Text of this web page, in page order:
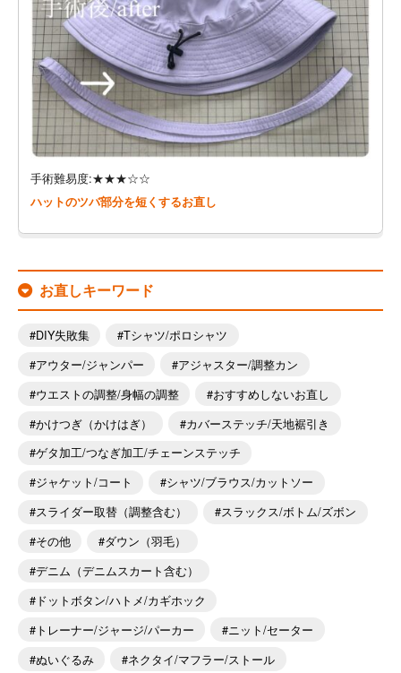
手術難易度:★★★☆☆
ハットのツバ部分を短くするお直し
お直しキーワード
DIY失敗集
Tシャツ/ポロシャツ
アウター/ジャンパー
アジャスター/調整カン
ウエストの調整/身幅の調整
おすすめしないお直し
かけつぎ（かけはぎ）
カバーステッチ/天地裾引き
ゲタ加工/つなぎ加工/チェーンステッチ
ジャケット/コート
シャツ/ブラウス/カットソー
スライダー取替（調整含む）
スラックス/ボトム/ズボン
その他
ダウン（羽毛）
デニム（デニムスカート含む）
ドットボタン/ハトメ/カギホック
トレーナー/ジャージ/パーカー
ニット/セーター
ぬいぐるみ
ネクタイ/マフラー/ストール